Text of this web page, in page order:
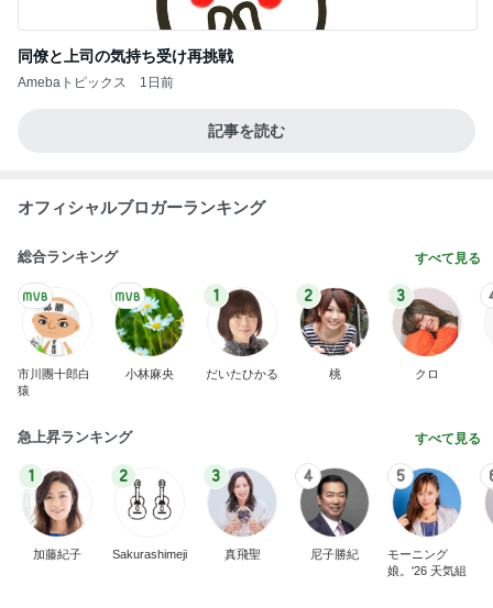
同僚と上司の気持ち受け再挑戦
Amebaトピックス 1日前
記事を読む
オフィシャルブロガーランキング
総合ランキング すべて見る
市川團十郎白
猿
小林麻央
1
だいたひかる
2
桃
3
クロ
急上昇ランキング すべて見る
1
加藤紀子
2
Sakurashimeji
3
真飛聖
4
尼子勝紀
5
モーニング
娘。'26 天気組